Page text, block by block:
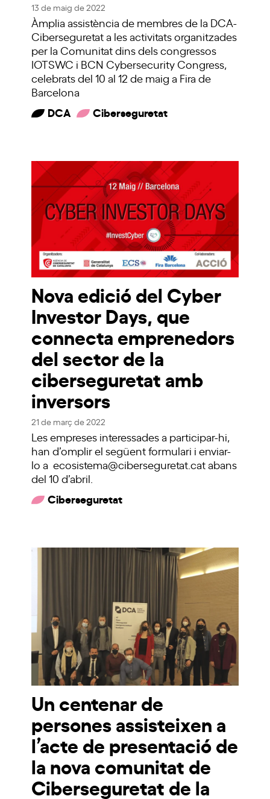
13 de maig de 2022
Àmplia assistència de membres de la DCA-
Ciberseguretat a les activitats organitzades
per la Comunitat dins dels congressos
IOTSWC i BCN Cybersecurity Congress,
celebrats del 10 al 12 de maig a Fira de
Barcelona
DCA Ciberseguretat
Nova edició del Cyber
Investor Days, que
connecta emprenedors
del sector de la
ciberseguretat amb
inversors
21 de març de 2022
Les empreses interessades a participar-hi,
han d’omplir el següent formulari i enviar-
lo a ecosistema@ciberseguretat.cat abans
del 10 d’abril.
Ciberseguretat
Un centenar de
persones assisteixen a
l’acte de presentació de
la nova comunitat de
Ciberseguretat de la